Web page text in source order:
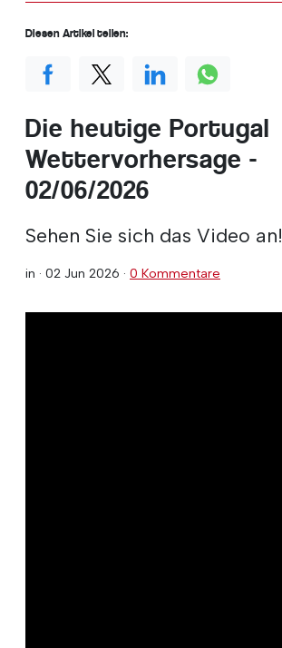
Die heutige Portugal
Wettervorhersage -
02/06/2026
Sehen Sie sich das Video an!
in · 02 Jun 2026 · 0 Kommentare
Diesen Artikel teilen: